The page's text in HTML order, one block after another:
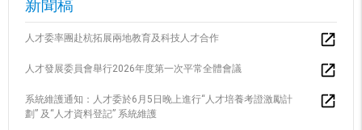
新聞稿
人才委率團赴杭拓展兩地教育及科技人才合作
人才發展委員會舉行2026年度第一次平常全體會議
系統維護通知：人才委於6月5日晚上進行“人才培養考證激勵計
劃” 及“人才資料登記” 系統維護